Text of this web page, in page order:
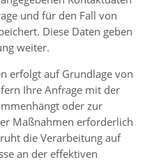
und für den Fall von
Diese Daten geben
weiter.
erfolgt auf Grundlage von
Ihre Anfrage mit der
oder zur
Maßnahmen erforderlich
die Verarbeitung auf
an der effektiven